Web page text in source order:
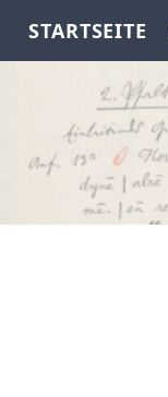
STARTSEITE